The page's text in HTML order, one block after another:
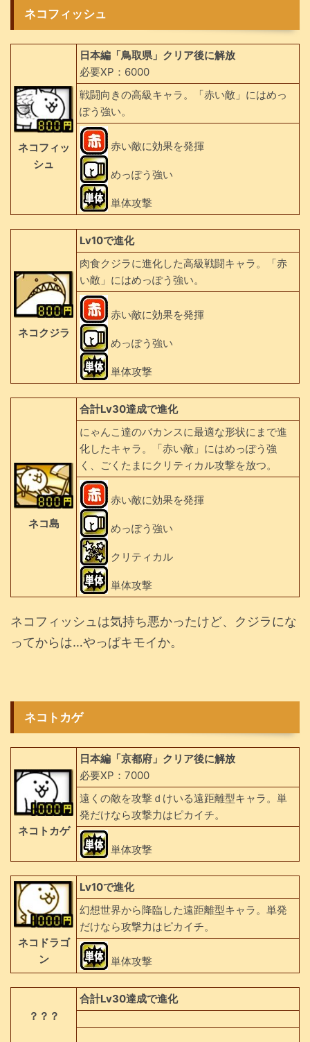
ネコフィッシュ
ネコフィッ
シュ
日本編「鳥取県」クリア後に解放
必要XP：6000
戦闘向きの高級キャラ。「赤い敵」にはめっ
ぽう強い。
赤い敵に効果を発揮
めっぽう強い
単体攻撃
ネコクジラ
Lv10で進化
肉食クジラに進化した高級戦闘キャラ。「赤
い敵」にはめっぽう強い。
赤い敵に効果を発揮
めっぽう強い
単体攻撃
ネコ島
合計Lv30達成で進化
にゃんこ達のバカンスに最適な形状にまで進
化したキャラ。「赤い敵」にはめっぽう強
く、ごくたまにクリティカル攻撃を放つ。
赤い敵に効果を発揮
めっぽう強い
クリティカル
単体攻撃
ネコフィッシュは気持ち悪かったけど、クジラにな
ってからは…やっぱキモイか。
ネコトカゲ
ネコトカゲ
日本編「京都府」クリア後に解放
必要XP：7000
遠くの敵を攻撃ｄけいる遠距離型キャラ。単
発だけなら攻撃力はピカイチ。
単体攻撃
ネコドラゴ
ン
Lv10で進化
幻想世界から降臨した遠距離型キャラ。単発
だけなら攻撃力はピカイチ。
単体攻撃
？？？
合計Lv30達成で進化